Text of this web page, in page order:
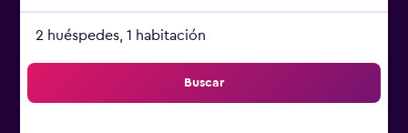
2 huéspedes, 1 habitación
Buscar